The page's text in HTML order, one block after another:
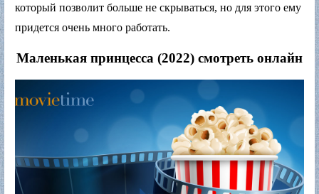
который позволит больше не скрываться, но для этого ему
придется очень много работать.
Маленькая принцесса (2022) смотреть онлайн